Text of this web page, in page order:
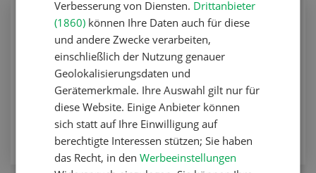
Nutztiere
Das Grundfutter ist auf vielen Betrieben
Mangelware
Nutztiere
Verbesserung von Diensten. Drittanbieter
(1860) können Ihre Daten auch für diese
und andere Zwecke verarbeiten,
einschließlich der Nutzung genauer
Geolokalisierungsdaten und
Gerätemerkmale. Ihre Auswahl gilt nur für
diese Website. Einige Anbieter können
sich statt auf Ihre Einwilligung auf
berechtigte Interessen stützen; Sie haben
das Recht, in denWerbeeinstellungen